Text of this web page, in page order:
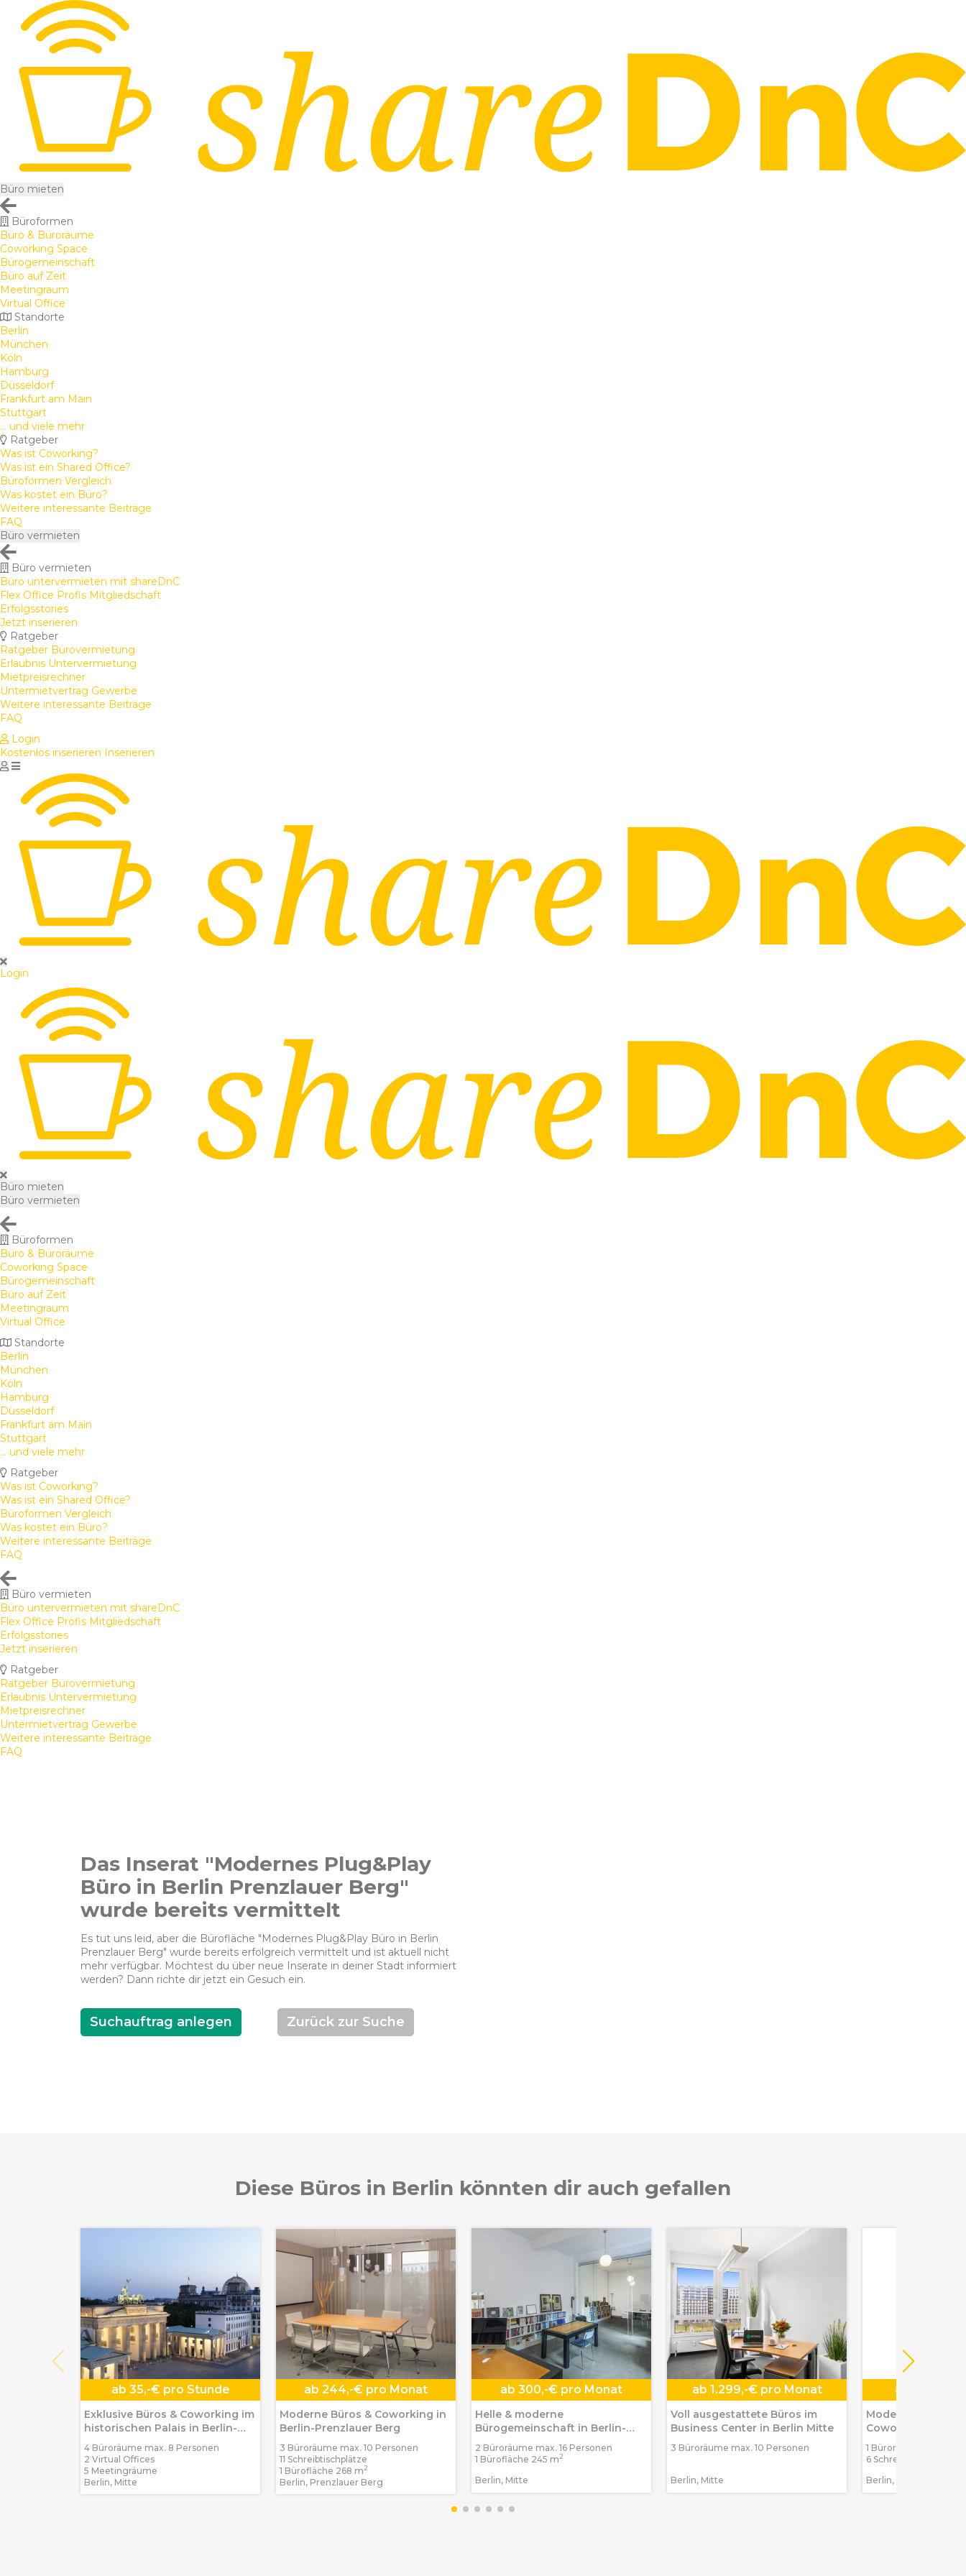
Büro mieten
Büroformen
Büro & Büroräume
Coworking Space
Bürogemeinschaft
Büro auf Zeit
Meetingraum
Virtual Office
Standorte
Berlin
München
Köln
Hamburg
Düsseldorf
Frankfurt am Main
Stuttgart
... und viele mehr
Ratgeber
Was ist Coworking?
Was ist ein Shared Office?
Büroformen Vergleich
Was kostet ein Büro?
Weitere interessante Beiträge
FAQ
Büro vermieten
Büro vermieten
Büro untervermieten mit shareDnC
Flex Office Profis Mitgliedschaft
Erfolgsstories
Jetzt inserieren
Ratgeber
Ratgeber Bürovermietung
Erlaubnis Untervermietung
Mietpreisrechner
Untermietvertrag Gewerbe
Weitere interessante Beiträge
FAQ
Login
Kostenlos inserieren Inserieren
Login
Büro mieten
Büro vermieten
Büroformen
Büro & Büroräume
Coworking Space
Bürogemeinschaft
Büro auf Zeit
Meetingraum
Virtual Office
Standorte
Berlin
München
Köln
Hamburg
Düsseldorf
Frankfurt am Main
Stuttgart
... und viele mehr
Ratgeber
Was ist Coworking?
Was ist ein Shared Office?
Büroformen Vergleich
Was kostet ein Büro?
Weitere interessante Beiträge
FAQ
Büro vermieten
Büro untervermieten mit shareDnC
Flex Office Profis Mitgliedschaft
Erfolgsstories
Jetzt inserieren
Ratgeber
Ratgeber Bürovermietung
Erlaubnis Untervermietung
Mietpreisrechner
Untermietvertrag Gewerbe
Weitere interessante Beiträge
FAQ
Das Inserat "Modernes Plug&Play
Büro in Berlin Prenzlauer Berg"
wurde bereits vermittelt
Es tut uns leid, aber die Bürofläche "Modernes Plug&Play Büro in Berlin
Prenzlauer Berg" wurde bereits erfolgreich vermittelt und ist aktuell nicht
mehr verfügbar. Möchtest du über neue Inserate in deiner Stadt informiert
werden? Dann richte dir jetzt ein Gesuch ein.
Suchauftrag anlegen Zurück zur Suche
Diese Büros in Berlin könnten dir auch gefallen
ab 35,-€ pro Stunde
Exklusive Büros & Coworking im
historischen Palais in Berlin-
Mitte
4 Büroräume max. 8 Personen
2 Virtual Offices
5 Meetingräume
Berlin, Mitte
ab 244,-€ pro Monat
Moderne Büros & Coworking in
Berlin-Prenzlauer Berg
3 Büroräume max. 10 Personen
11 Schreibtischplätze
1 Bürofläche 268 m2
Berlin, Prenzlauer Berg
ab 300,-€ pro Monat
Helle & moderne
Bürogemeinschaft in Berlin-
Mitte
2 Büroräume max. 16 Personen
1 Bürofläche 245 m2
Berlin, Mitte
ab 1.299,-€ pro Monat
Voll ausgestattete Büros im
Business Center in Berlin Mitte
3 Büroräume max. 10 Personen
Berlin, Mitte
ab
Moderne Private
Coworking in
1 Büroraum max. 2
6 Schreibtischplätze
Berlin, Weißensee